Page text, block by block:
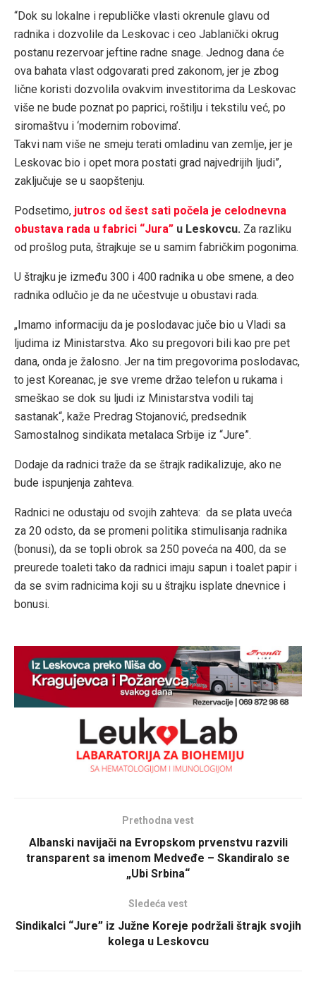
“Dok su lokalne i republičke vlasti okrenule glavu od
radnika i dozvolile da Leskovac i ceo Jablanički okrug
postanu rezervoar jeftine radne snage. Jednog dana će
ova bahata vlast odgovarati pred zakonom, jer je zbog
lične koristi dozvolila ovakvim investitorima da Leskovac
više ne bude poznat po paprici, roštilju i tekstilu već, po
siromaštvu i ‘modernim robovima’.
Takvi nam više ne smeju terati omladinu van zemlje, jer je
Leskovac bio i opet mora postati grad najvedrijih ljudi”,
zaključuje se u saopštenju.
Podsetimo, jutros od šest sati počela je celodnevna
obustava rada u fabrici “Jura” u Leskovcu. Za razliku
od prošlog puta, štrajkuje se u samim fabričkim pogonima.
U štrajku je između 300 i 400 radnika u obe smene, a deo
radnika odlučio je da ne učestvuje u obustavi rada.
„Imamo informaciju da je poslodavac juče bio u Vladi sa
ljudima iz Ministarstva. Ako su pregovori bili kao pre pet
dana, onda je žalosno. Jer na tim pregovorima poslodavac,
to jest Koreanac, je sve vreme držao telefon u rukama i
smeškao se dok su ljudi iz Ministarstva vodili taj
sastanak“, kaže Predrag Stojanović, predsednik
Samostalnog sindikata metalaca Srbije iz “Jure”.
Dodaje da radnici traže da se štrajk radikalizuje, ako ne
bude ispunjenja zahteva.
Radnici ne odustaju od svojih zahteva: da se plata uveća
za 20 odsto, da se promeni politika stimulisanja radnika
(bonusi), da se topli obrok sa 250 poveća na 400, da se
preurede toaleti tako da radnici imaju sapun i toalet papir i
da se svim radnicima koji su u štrajku isplate dnevnice i
bonusi.
Prethodna vest
Albanski navijači na Evropskom prvenstvu razvili
transparent sa imenom Medveđe – Skandiralo se
„Ubi Srbina“
Sledeća vest
Sindikalci “Jure” iz Južne Koreje podržali štrajk svojih
kolega u Leskovcu